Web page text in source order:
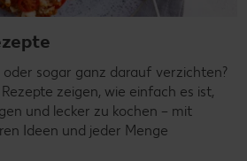
oder sogar ganz darauf verzichten?
zeigen, wie einfach es ist,
und lecker zu kochen – mit
Ideen und jeder Menge